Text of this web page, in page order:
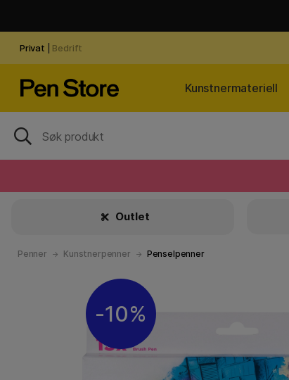
Privat Bedrift
Kunstnermateriell
Outlet
Penner Kunstnerpenner Penselpenner
10%